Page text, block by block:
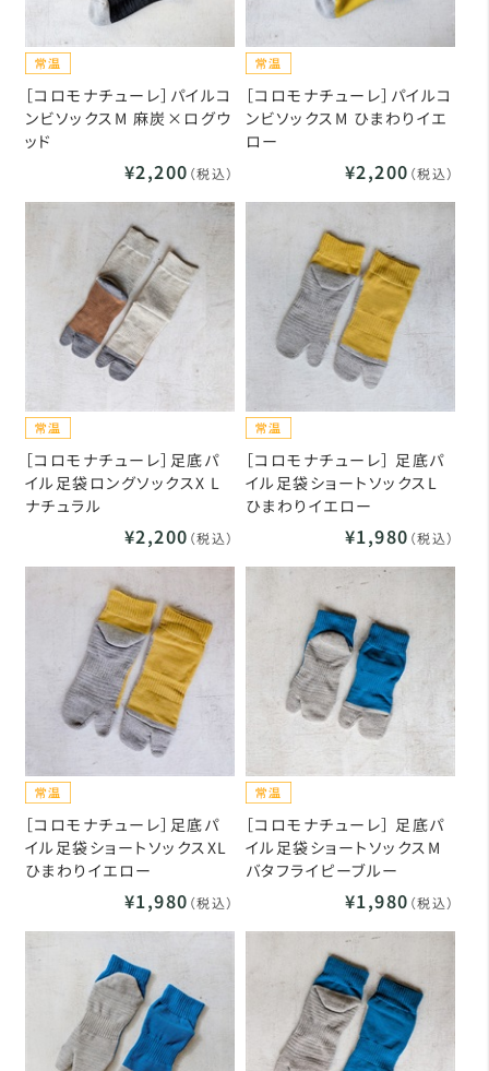
［コロモナチューレ］パイルコ
ンビソックスM 麻炭×ログウ
ッド
¥2,200 （税込）
［コロモナチューレ］パイルコ
ンビソックスM ひまわりイエ
ロー
¥2,200 （税込）
［コロモナチューレ］足底パ
イル足袋ロングソックスX L
ナチュラル
¥2,200 （税込）
［コロモナチューレ］ 足底パ
イル足袋ショートソックスL
ひまわりイエロー
¥1,980 （税込）
［コロモナチューレ］足底パ
イル足袋ショートソックスXL
ひまわりイエロー
¥1,980 （税込）
［コロモナチューレ］ 足底パ
イル足袋ショートソックスM
バタフライピーブルー
¥1,980 （税込）